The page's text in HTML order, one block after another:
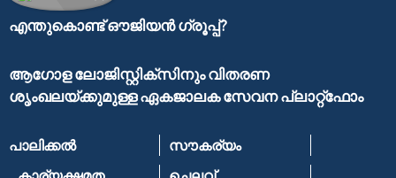
എന്തുകൊണ്ട് ഔജിയൻ ഗ്രൂപ്പ്?
ആഗോള ലോജിസ്റ്റിക്‌സിനും വിതരണ
ശൃംഖലയ്‌ക്കുമുള്ള ഏകജാലക സേവന പ്ലാറ്റ്‌ഫോം
പാലിക്കൽ
സൗകര്യം